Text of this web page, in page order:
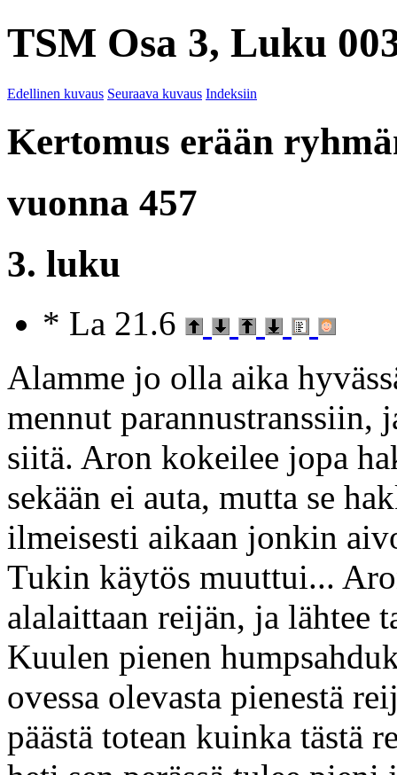
TSM Osa 3, Luku
Edellinen kuvaus Seuraava kuvaus Indeksiin
Kertomus erään
vuonna 457
3. luku
* La 21.6
Alamme jo olla aika
mennut parannustranssiin,
siitä. Aron kokeilee jopa
sekään ei auta, mutta se
ilmeisesti aikaan jonkin
Tukin käytös muuttui...
alalaittaan reijän, ja lähtee
Kuulen pienen
ovessa olevasta pienestä
päästä totean kuinka tästä